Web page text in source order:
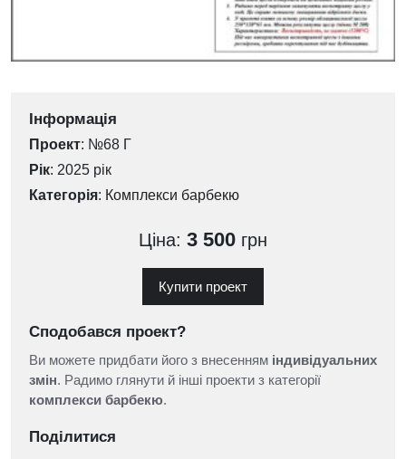
Інформація
Проект: №68 Г
Рік: 2025 рік
Категорія: Комплекси барбекю
Ціна: 3 500 грн
Купити проект
Сподобався проект?
Ви можете придбати його з внесенням індивідуальних
змін. Радимо глянути й інші проекти з категорії
комплекси барбекю.
Поділитися